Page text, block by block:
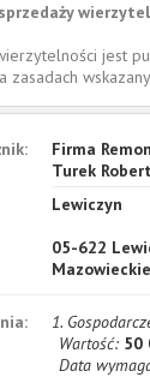
jest
zasadach
Firma
Turek Robert
Lewiczyn
05-622
Mazowieckie
1.
Wartość: 50
Data